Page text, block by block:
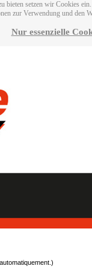
bieten setzen wir Cookies
zur Verwendung und den
Nur essenzielle